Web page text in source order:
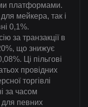
платформами.
для мейкера, так і
0,1%.
за транзакції в
що знижує
Ці пільгові
провідних
торгівлі
за часом
для певних